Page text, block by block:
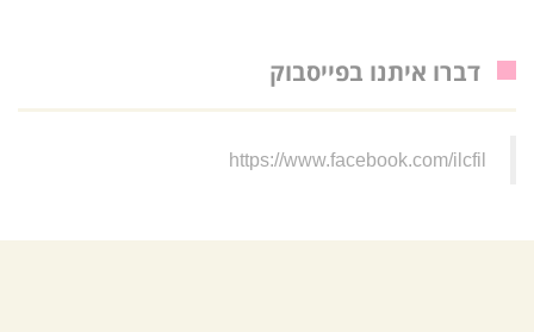
דברו איתנו בפייסבוק
https://www.facebook.com/ilcfil